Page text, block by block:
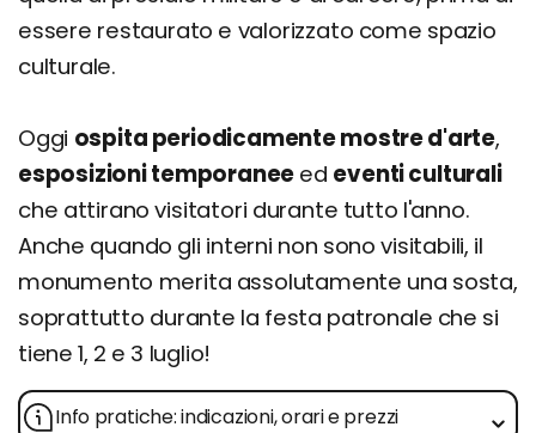
essere restaurato e valorizzato come spazio
culturale.
Oggi ospita periodicamente mostre d'arte,
esposizioni temporanee ed eventi culturali
che attirano visitatori durante tutto l'anno.
Anche quando gli interni non sono visitabili, il
monumento merita assolutamente una sosta,
soprattutto durante la festa patronale che si
tiene 1, 2 e 3 luglio!
Info pratiche: indicazioni, orari e prezzi